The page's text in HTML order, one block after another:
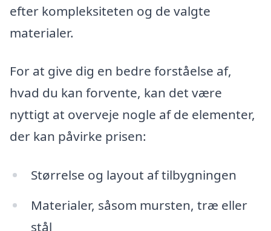
efter kompleksiteten og de valgte
materialer.
For at give dig en bedre forståelse af,
hvad du kan forvente, kan det være
nyttigt at overveje nogle af de elementer,
der kan påvirke prisen:
Størrelse og layout af tilbygningen
Materialer, såsom mursten, træ eller
stål